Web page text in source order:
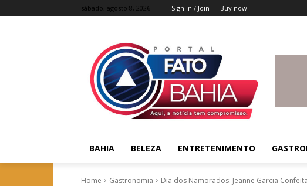
sábado, agosto 8, 2026 Sign in / Join Buy now!
BAHIA BELEZA ENTRETENIMENTO
Home Gastronomia Dia dos Namorados: Jeanne Garcia